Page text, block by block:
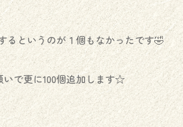
るというのが１個もなかったです🤣
いで更に100個追加します☆